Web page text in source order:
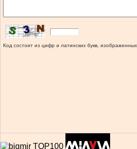
Код состоит из цифр и латинских букв,